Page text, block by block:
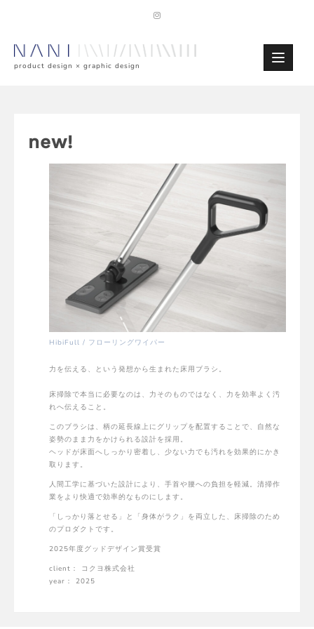
product design × graphic design
new!
HibiFull / フローリングワイパー
力を伝える、という発想から生まれた床用ブラシ。
床掃除で本当に必要なのは、力そのものではなく、力を効率よく汚
れへ伝えること。
このブラシは、柄の延長線上にグリップを配置することで、自然な
姿勢のまま力をかけられる設計を採用。
ヘッドが床面へしっかり密着し、少ない力でも汚れを効果的にかき
取ります。
人間工学に基づいた設計により、手首や腰への負担を軽減。清掃作
業をより快適で効率的なものにします。
「しっかり落とせる」と「身体がラク」を両立した、床掃除のため
のプロダクトです。
2025年度グッドデザイン賞受賞
client： コクヨ株式会社
year： 2025